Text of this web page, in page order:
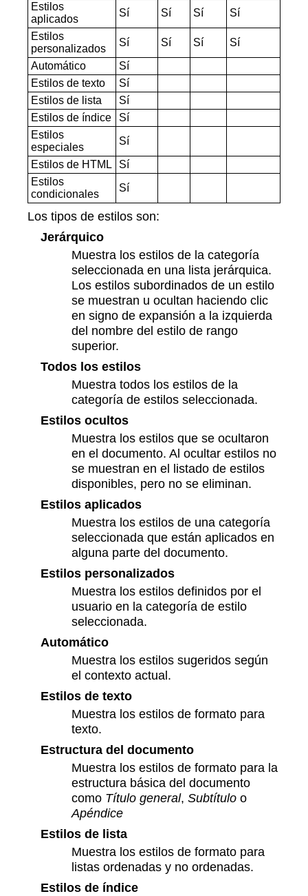
Estilos
aplicados
Sí Sí Sí
Sí
Estilos
personalizados
Sí Sí Sí
Sí
Automático
Sí
Estilos de texto
Sí
Estilos de lista
Sí
Estilos de índice
Sí
Estilos
especiales
Sí
Estilos de HTML
Sí
Estilos
condicionales
Sí
Los tipos de estilos son:
Jerárquico
Muestra los estilos de la categoría
seleccionada en una lista jerárquica.
Los estilos subordinados de un estilo
se muestran u ocultan haciendo clic
en signo de expansión a la izquierda
del nombre del estilo de rango
superior.
Todos los estilos
Muestra todos los estilos de la
categoría de estilos seleccionada.
Estilos ocultos
Muestra los estilos que se ocultaron
en el documento. Al ocultar estilos no
se muestran en el listado de estilos
disponibles, pero no se eliminan.
Estilos aplicados
Muestra los estilos de una categoría
seleccionada que están aplicados en
alguna parte del documento.
Estilos personalizados
Muestra los estilos definidos por el
usuario en la categoría de estilo
seleccionada.
Automático
Muestra los estilos sugeridos según
el contexto actual.
Estilos de texto
Muestra los estilos de formato para
texto.
Estructura del documento
Muestra los estilos de formato para la
estructura básica del documento
como Título general, Subtítulo o
Apéndice
Estilos de lista
Muestra los estilos de formato para
listas ordenadas y no ordenadas.
Estilos de índice